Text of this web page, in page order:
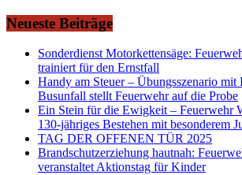
Neueste Beiträge
Sonderdienst Motorkettensäge:
trainiert für den Ernstfall
Handy am Steuer – Übungsszenario mit
Busunfall stellt Feuerwehr auf die Probe
Ein Stein für die Ewigkeit – Feuerwehr
130-jähriges Bestehen mit besonderem
TAG DER OFFENEN TÜR 2025
Brandschutzerziehung hautnah:
veranstaltet Aktionstag für Kinder